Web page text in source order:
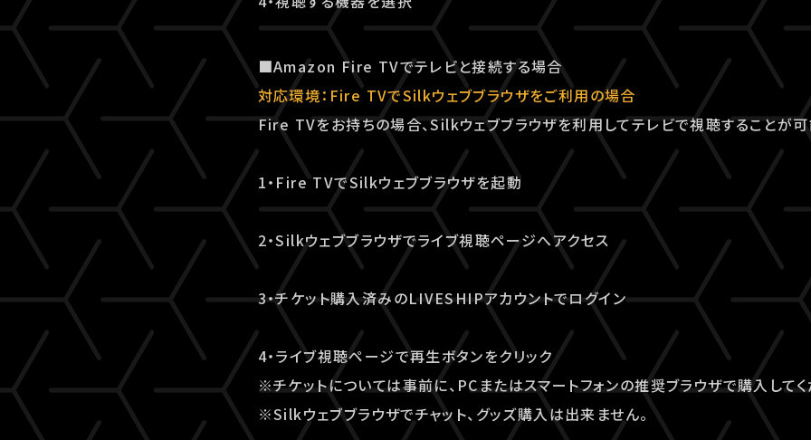
■Amazon Fire TVでテレビと接続する場合
対応環境：Fire TVでSilkウェブブラウザをご利用の場合
Fire TVをお持ちの場合、Silkウェブブラウザを利用してテレビで視聴することが可
1・Fire TVでSilkウェブブラウザを起動
2・Silkウェブブラウザでライブ視聴ページへアクセス
3・チケット購入済みのLIVESHIPアカウントでログイン
4・ライブ視聴ページで再生ボタンをクリック
※チケットについては事前に、PCまたはスマートフォンの推奨ブラウザで購入してく
※Silkウェブブラウザでチャット、グッズ購入は出来ません。